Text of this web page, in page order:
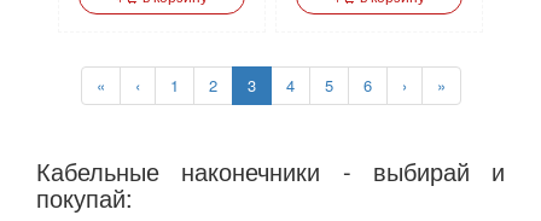
« ‹ 1 2 3 4 5 6 › »
Кабельные наконечники - выбирай и
покупай: